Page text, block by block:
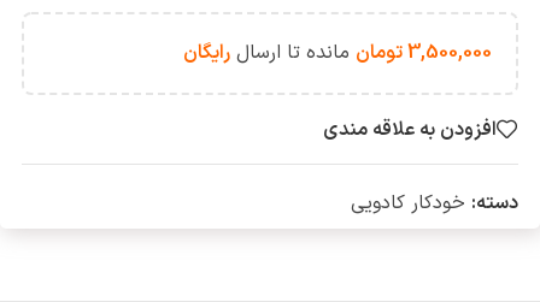
3,500,000تومان مانده تا ارسال رایگان
افزودن به علاقه مندی
دسته: خودکار کادویی